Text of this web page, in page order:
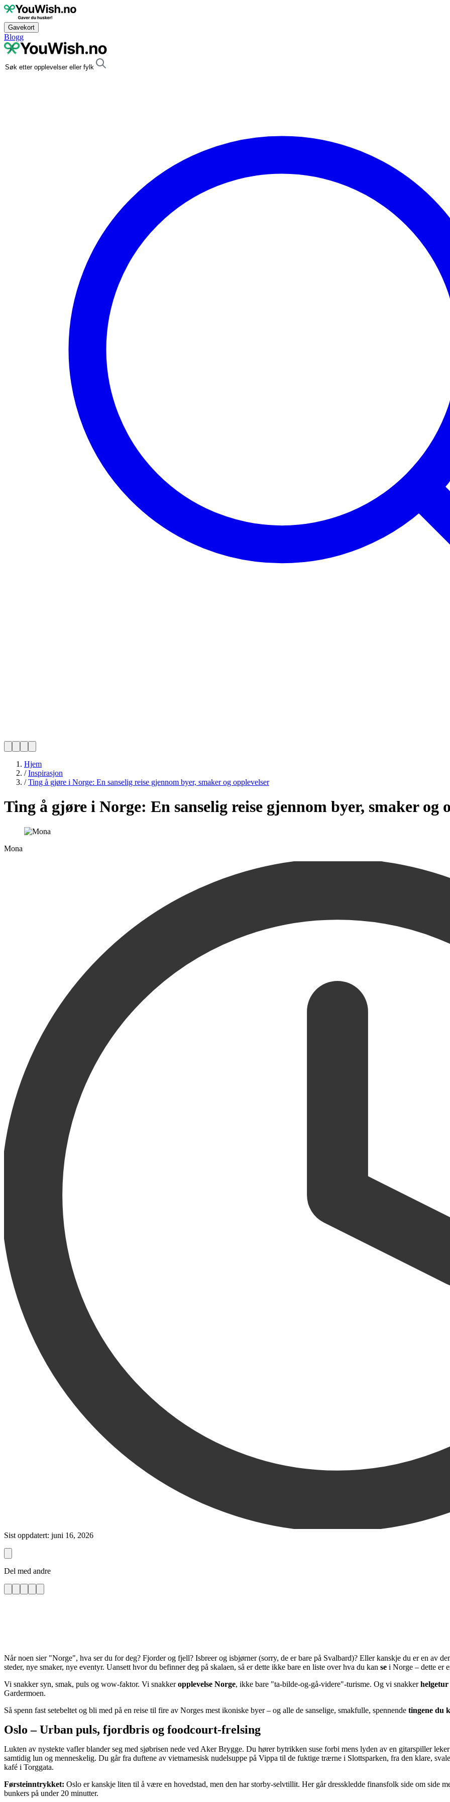
Gavekort
Blogg
Hjem
/Inspirasjon
/Ting å gjøre i Norge: En sanselig reise gjennom byer, smaker og opplevelser
Ting å gjøre i Norge: En sanselig reise gjennom byer, smaker og
Mona
Sist oppdatert: juni 16, 2026
Del med andre
Når noen sier "Norge", hva ser du for deg? Fjorder og fjell? Isbreer og isbjørner (sorry, de er bare på Svalbard)? Eller kanskje du er en av
steder, nye smaker, nye eventyr. Uansett hvor du befinner deg på skalaen, så er dette ikke bare en liste over hva du kan se i Norge – dette er
Vi snakker syn, smak, puls og wow-faktor. Vi snakkeropplevelse Norge, ikke bare "ta-bilde-og-gå-videre"-turisme. Og vi snakker
Gardermoen.
Så spenn fast setebeltet og bli med på en reise til fire av Norges mest ikoniske byer – og alle de sanselige, smakfulle, spennende tingene du
Oslo – Urban puls, fjordbris og foodcourt-frelsing
Lukten av nystekte vafler blander seg med sjøbrisen nede ved Aker Brygge. Du hører bytrikken suse forbi mens lyden av en gitarspiller
samtidig lun og menneskelig. Du går fra duftene av vietnamesisk nudelsuppe på Vippa til de fuktige trærne i Slottsparken, fra den klare,
kafé i Torggata.
Førsteinntrykket: Oslo er kanskje liten til å være en hovedstad, men den har storby-selvtillit. Her går dresskledde finansfolk side om side
bunkers på under 20 minutter.